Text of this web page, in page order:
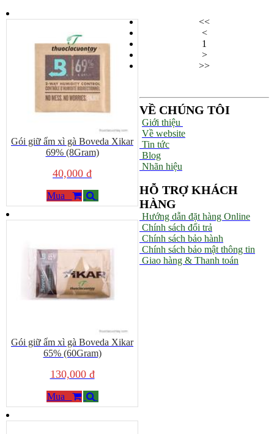
Gói giữ ẩm xì gà Boveda Xikar
69% (8Gram)
40,000 đ
Mua
Gói giữ ẩm xì gà Boveda Xikar
65% (60Gram)
130,000 đ
Mua
<<
<
1
>
>>
VỀ CHÚNG TÔI
Giới thiệu
Về website
Tin tức
Blog
Nhãn hiệu
HỖ TRỢ KHÁCH
HÀNG
Hướng dẫn đặt hàng Online
Chính sách đổi trả
Chính sách bảo hành
Chính sách bảo mật thông tin
Giao hàng & Thanh toán